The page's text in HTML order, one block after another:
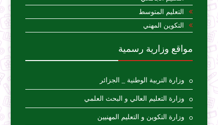
التعليم المتوسط
التكوين المهني
مواقع وزارية رسمية
وزارة التربية الوطنية _ الجزائر
وزارة التعليم العالي و البحث العلمي
وزارة التكوين و التعليم المهنيين